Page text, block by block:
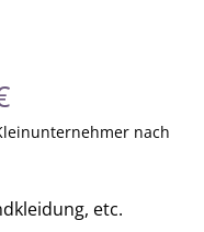
nach
etc.